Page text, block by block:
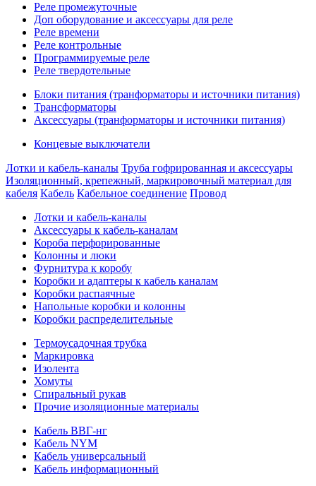
Реле промежуточные
Доп оборудование и аксессуары для реле
Реле времени
Реле контрольные
Программируемые реле
Реле твердотельные
Блоки питания (транформаторы и источники питания)
Трансформаторы
Аксессуары (транформаторы и источники питания)
Концевые выключатели
Лотки и кабель-каналы Труба гофрированная и аксессуары
Изоляционный, крепежный, маркировочный материал для
кабеля Кабель Кабельное соединение Провод
Лотки и кабель-каналы
Аксессуары к кабель-каналам
Короба перфорированные
Колонны и люки
Фурнитура к коробу
Коробки и адаптеры к кабель каналам
Коробки распаячные
Напольные коробки и колонны
Коробки распределительные
Термоусадочная трубка
Маркировка
Изолента
Хомуты
Спиральный рукав
Прочие изоляционные материалы
Кабель ВВГ-нг
Кабель NYM
Кабель универсальный
Кабель информационный